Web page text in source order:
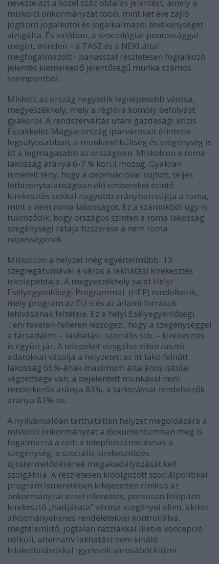
nevezte azt a közel száz oldalas jelentést, amely a
miskolci önkormányzat több, mint két éve zajló
jogtipró jogalkotói és jogalkalmazói tevékenységét
vizsgálta. És valóban, a szociológiai pontossággal
megírt, minden – a TASZ és a NEKI által
megfogalmazott - panasszal részletesen foglalkozó
jelentés kiemelkedő jelentőségű munka számos
szempontból.
Miskolc az ország negyedik legnépesebb városa,
megyeszékhely, mely a régióra komoly befolyást
gyakorol. A rendszerváltás utáni gazdasági krízis
Északkelet-Magyarország iparvárosait érintette
legsúlyosabban, a munkanélküliség és szegénység is
itt a legmagasabb az országban. Miskolcon a roma
lakosság aránya 6-7 % körül mozog. Gyakran
ismételt tény, hogy a deprivációval sújtott, teljes
létbizonytalanságban élő embereket érintő
kirekesztés sokkal nagyobb arányban sújtja a roma,
mint a nem roma lakosságot. Ez a számokból úgy is
tükröződik, hogy országos szinten a roma lakosság
szegénységi rátája tízszerese a nem roma
népességének.
Miskolcon a helyzet még egyértelműbb: 13
szegregátumával a város a lakhatási kirekesztés
iskolapéldája. A megyeszékhely saját Helyi
Esélyegyenlőségi Programmal (HEP) rendelkezik,
mely program az EU-s és az állami források
lehívásának feltétele. Ez a helyi Esélyegyenlőségi
Terv feketén-fehéren leszögezi, hogy a szegénységgel
a társadalmi – lakhatási, szociális stb. – kirekesztés
is együtt jár. A telepeket vizsgálva elborzasztó
adatokkal vázolja a helyzetet: az itt lakó felnőtt
lakosság 65%-ának maximum általános iskolai
végzettsége van, a bejelentett munkával nem
rendelkezők aránya 83%, a tartozással rendelkezők
aránya 83%-os.
A nyilvánvalóan tarthatatlan helyzet megoldására a
miskolci önkormányzat a dokumentumban meg is
fogalmazza a célt: a telepfelszámolásnak a
szegénység, a szociális kirekesztődés
újratermelődésének megakadályozását kell
szolgálnia. A részletesen kidolgozott szociálpolitikai
program ismeretében kifejezetten cinikus az
önkormányzat ezzel ellentétes, pontosan felépített
kirekesztő „hadjárata” városa szegényei ellen, akiket
alkotmányellenes rendeletekkel kontrollálva,
megfélemlítő, jogtalan razziákkal illetve koncepció
nélküli, alternatív lakhatást nem kínáló
kilakoltatásokkal igyekszik városából kiűzni.